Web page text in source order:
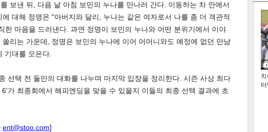
보낸 뒤, 다음 날 아침 보민의 누나를 만나러 간다. 이동하는 차 안에서
대해 정명은 "아버지와 달리, 누나는 같은 여자로서 나를 좀 더 객관적
한 마음을 드러낸다. 과연 정명이 보민의 누나와 어떤 분위기에서 이야
리는 가운데, 정명은 보민의 누나에 이어 어머니와도 예정에 없던 만남
기대를 모은다.
선택 전 둘만의 대화를 나누며 마지막 입장을 정리한다. 시즌 사상 최다
가 최종회에서 해피엔딩을 맞을 수 있을지 이들의 최종 선택 결과에 초
ent@stoo.com]